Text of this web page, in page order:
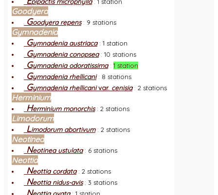
Goodyera
Goodyera repens: 9 stations
Gymnadenia
Gymnadenia austriaca: 1 station
Gymnadenia conopsea: 10 stations
Gymnadenia odoratissima: 1 station
Gymnadenia rhellicani: 8 stations
Gymnadenia rhellicanivar. cenisia: 2 stations
Herminium
Herminium monorchis: 2 stations
Limodorum
Limodorum abortivum: 2 stations
Neotinea
Neotinea ustulata: 6 stations
Neottia
Neottia cordata: 2 stations
Neottia nidus-avis: 3 stations